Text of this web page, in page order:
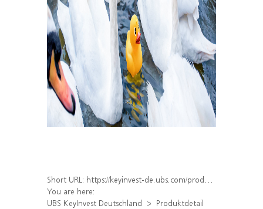
Short URL: https://keyinvest-de.ubs.com/produkt/detail/index/isin/DE000WA02VV7
You are here:
UBS KeyInvest Deutschland
Produktdetail